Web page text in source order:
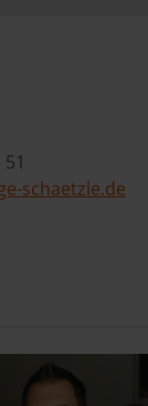
schaetzle.de